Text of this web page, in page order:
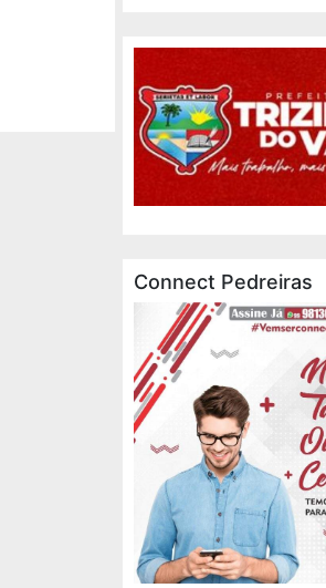
Connect Pedreiras